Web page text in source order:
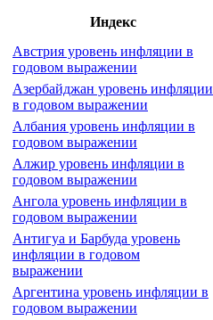
Индекс
Австрия уровень инфляции в
годовом выражении
Азербайджан уровень инфляции
в годовом выражении
Албания уровень инфляции в
годовом выражении
Алжир уровень инфляции в
годовом выражении
Ангола уровень инфляции в
годовом выражении
Антигуа и Барбуда уровень
инфляции в годовом
выражении
Аргентина уровень инфляции в
годовом выражении